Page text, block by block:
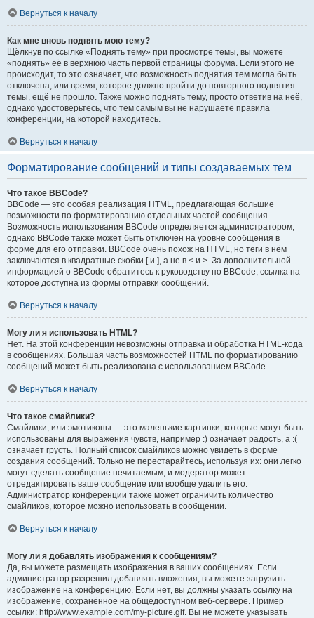
Вернуться к началу
Как мне вновь поднять мою тему?
Щёлкнув по ссылке «Поднять тему» при просмотре темы, вы можете
«поднять» её в верхнюю часть первой страницы форума. Если этого не
происходит, то это означает, что возможность поднятия тем могла быть
отключена, или время, которое должно пройти до повторного поднятия
темы, ещё не прошло. Также можно поднять тему, просто ответив на неё,
однако удостоверьтесь, что тем самым вы не нарушаете правила
конференции, на которой находитесь.
Вернуться к началу
Форматирование сообщений и типы создаваемых тем
Что такое BBCode?
BBCode — это особая реализация HTML, предлагающая большие
возможности по форматированию отдельных частей сообщения.
Возможность использования BBCode определяется администратором,
однако BBCode также может быть отключён на уровне сообщения в
форме для его отправки. BBCode очень похож на HTML, но теги в нём
заключаются в квадратные скобки [ и ], а не в < и >. За дополнительной
информацией о BBCode обратитесь к руководству по BBCode, ссылка на
которое доступна из формы отправки сообщений.
Вернуться к началу
Могу ли я использовать HTML?
Нет. На этой конференции невозможны отправка и обработка HTML-кода
в сообщениях. Большая часть возможностей HTML по форматированию
сообщений может быть реализована с использованием BBCode.
Вернуться к началу
Что такое смайлики?
Смайлики, или эмотиконы — это маленькие картинки, которые могут быть
использованы для выражения чувств, например :) означает радость, а :(
означает грусть. Полный список смайликов можно увидеть в форме
создания сообщений. Только не перестарайтесь, используя их: они легко
могут сделать сообщение нечитаемым, и модератор может
отредактировать ваше сообщение или вообще удалить его.
Администратор конференции также может ограничить количество
смайликов, которое можно использовать в сообщении.
Вернуться к началу
Могу ли я добавлять изображения к сообщениям?
Да, вы можете размещать изображения в ваших сообщениях. Если
администратор разрешил добавлять вложения, вы можете загрузить
изображение на конференцию. Если нет, вы должны указать ссылку на
изображение, сохранённое на общедоступном веб-сервере. Пример
ссылки: http://www.example.com/my-picture.gif. Вы не можете указывать